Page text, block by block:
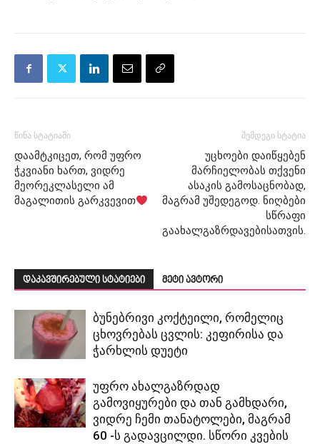
წინა სტატიაში
დაამტკიცეთ, რომ უფრო
ჭკვიანი ხართ, ვიდრე
მეორეკლასელი ამ
მაგალითის გარკვევით
შემდეგი სტატია
უცხოები დაიწყებენ
მარჩიელობას თქვენი
ასაკის გამოსაცნობად,
მაგრამ უშედეგოდ. ნიღბები
სწრაფი
გაახალგაზრდავებისათვის.
დაკავშირებული სტატიები მეტი ავტორი
ბუნებრივი კოქტეილი, რომელიც
ცხოვრებას ცვლის: კეფირისა და
ჭარხლის დუეტი
უფრო ახალგაზრდად
გამოვიყურები და თან გამხდარი,
ვიდრე ჩემი თანატოლები, მაგრამ
60 -ს გადავცილდი. სწორი კვების